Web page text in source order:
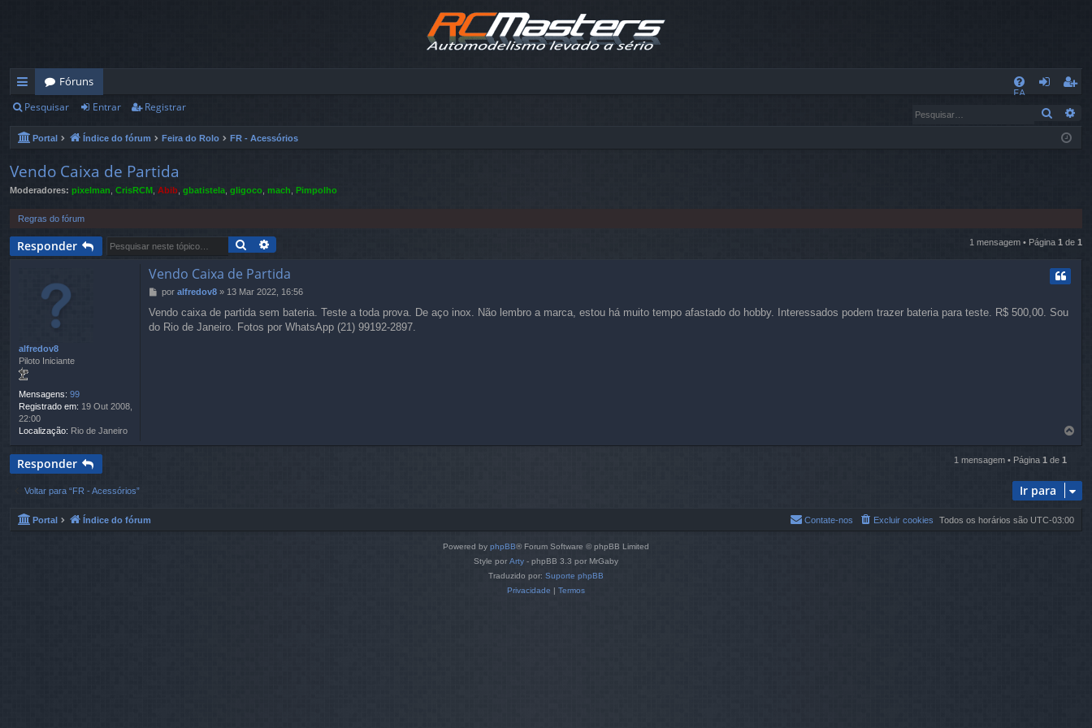
in
ks
pi
d
os
Fóruns
FA
nt
eg
ist
Pesquisar Entrar Registrar
Portal Índice do fórum Feira do Rolo FR - Acessórios
Vendo Caixa de Partida
Moderadores: pixelman CrisRCM Abib gbatistela gligoco mach Pimpolho
Regras do fórum
Responder Pesquisar 1 mensagem • Página 1 de 1
alfredov8
Piloto Iniciante
Mensagens: 99
Registrado em: 19 Out 2008,
22:00
Localização: Rio de Janeiro
Vendo Caixa de Partida
M
n
s
por alfredov8» 13 Mar 2022, 16:56
Vendo caixa de partida sem bateria. Teste a toda prova. De aço inox. Não lembro a marca, estou há muito tempo afastado do hobby. Interessados podem trazer bateria para teste. R$ 500,00. Sou
do Rio de Janeiro. Fotos por WhatsApp (21) 99192-2897.
a
a
Responder 1 mensagem • Página 1 de 1
Voltar para “FR - Acessórios” Ir para
Portal Índice do fórum Todos os horários são UTC-03:00
Excluir cookies
Contate-nos
Powered by phpBB® Forum Software © phpBB Limited
Style por Arty - phpBB 3.3 por MrGaby
Traduzido por: Suporte phpBB
Privacidade
Termos